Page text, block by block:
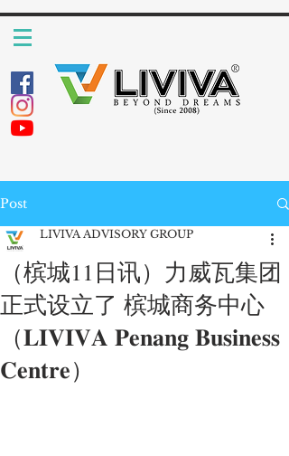
Post
（槟城11日讯）力威瓦集团
正式设立了 槟城商务中心
（𝐋𝐈𝐕𝐈𝐕𝐀 𝐏𝐞𝐧𝐚𝐧𝐠 𝐁𝐮𝐬𝐢𝐧𝐞𝐬𝐬
𝐂𝐞𝐧𝐭𝐫𝐞）
LIVIVA ADVISORY GROUP